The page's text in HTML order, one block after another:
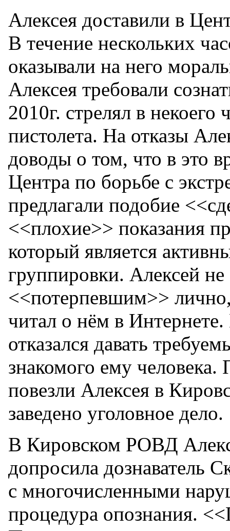
Алексея доставили в
В течение нескольких
оказывали на него
Алексея требовали
2010г. стрелял в некоего
пистолета. На отказы
доводы о том, что в это
Центра по борьбе с
предлагали подобие
<<плохие>> показания
который является
группировки. Алексей
<<потерпевшим>>
читал о нём в
отказался давать
знакомого ему человека.
повезли Алексея в
заведено уголовное дело.
В Кировском РОВД
допросила дознаватель
с многочисленными
процедура опознания.